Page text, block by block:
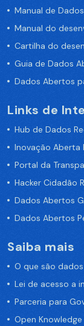
Manual de
Manual do
Cartilha do
Guia de Dados
Dados Abertos
Links de
Hub de Dados
Inovação Aberta
Portal da
Hacker Cidadão
Dados Abertos
Dados Abertos
Saiba mais
O que são
Lei de acesso a
Parceria para
Open